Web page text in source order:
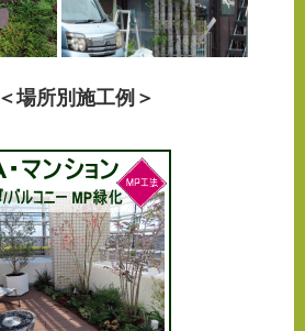
＜場所別施工例＞